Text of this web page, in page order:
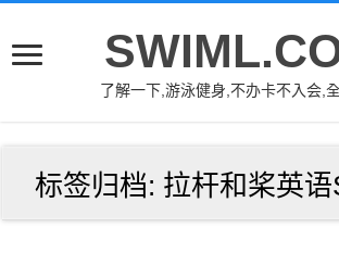
了解一下,游泳健身,不办卡不入会,
标签归档: 拉杆和桨英